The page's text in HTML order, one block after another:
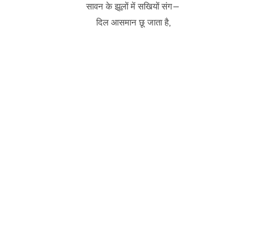
सावन के झूलों में सखियों संग—
दिल आसमान छू जाता है,